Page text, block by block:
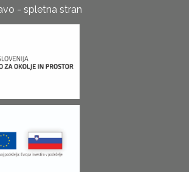
- spletna stran